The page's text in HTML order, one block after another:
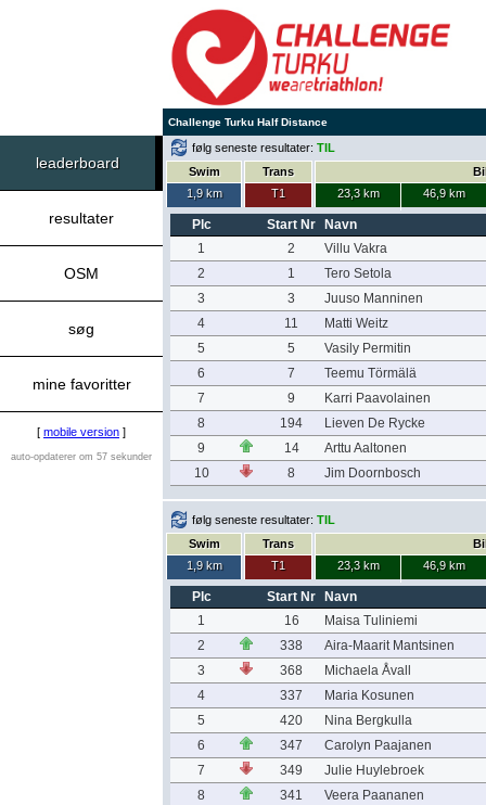
Challenge Turku Half Distance
leaderboard
resultater
OSM
søg
mine favoritter
[ mobile version ]
auto-opdaterer om 57 sekunder
følg seneste resultater: TIL
Swim
1,9 km
Trans
T1
23,3 km
46,9 km
Plc Start Nr
Navn
1
2
Villu Vakra
2
1
Tero Setola
3
3
Juuso Manninen
4
11
Matti Weitz
5
5
Vasily Permitin
6
7
Teemu Törmälä
7
9
Karri Paavolainen
8
194
Lieven De Rycke
9
14
Arttu Aaltonen
10
8 Jim Doornbosch
følg seneste resultater: TIL
Swim
1,9 km
Trans
T1
23,3 km
46,9 km
Plc Start Nr
Navn
1
16
Maisa Tuliniemi
2
338
Aira-Maarit Mantsinen
3
368
Michaela Åvall
4
337
Maria Kosunen
5
420
Nina Bergkulla
6
347
Carolyn Paajanen
7
349
Julie Huylebroek
8
341
Veera Paananen